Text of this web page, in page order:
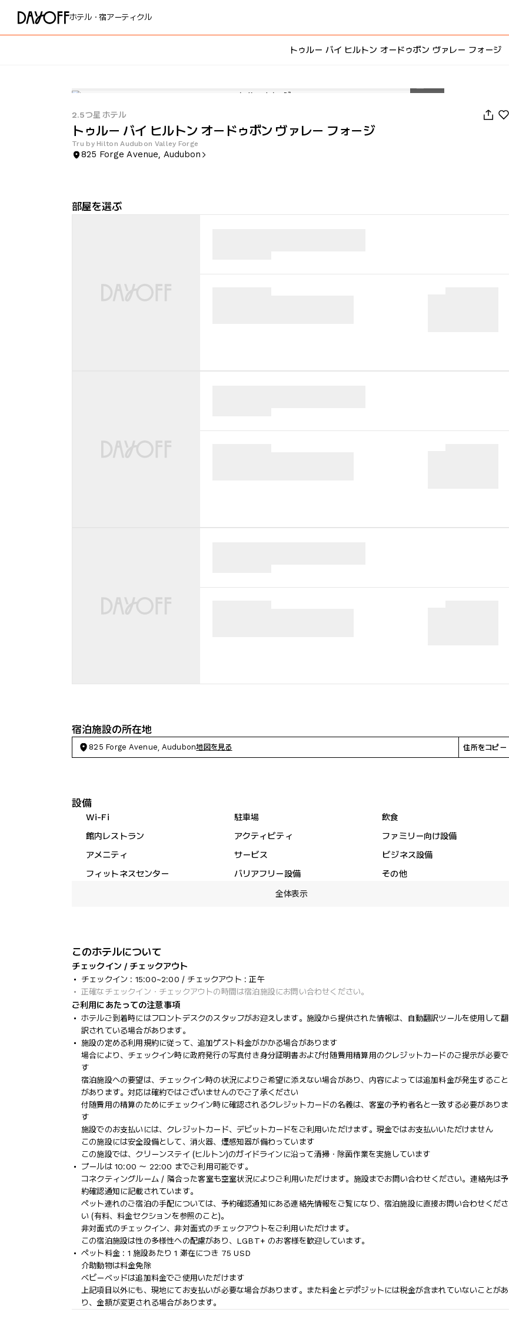
ホテル・宿アーティクル
トゥルー バイ ヒルトン オードゥボン ヴァレー フォージ
2.5つ星 ホテル
トゥルー バイ ヒルトン オードゥボン ヴァレー フォージ
Tru by Hilton Audubon Valley Forge
825 Forge Avenue, Audubon
部屋を選ぶ
宿泊施設の所在地
825 Forge Avenue, Audubon地図を見る 住所をコピー
設備
Wi-Fi 駐車場
飲食
館内レストラン
アクティビティ
ファミリー向け設備
アメニティ
サービス
ビジネス設備
フィットネスセンター
バリアフリー設備
その他
全体表示
このホテルについて
チェックイン / チェックアウト
チェックイン : 15:00~2:00 / チェックアウト : 正午
正確なチェックイン・チェックアウトの時間は宿泊施設にお問い合わせください。
ご利用にあたっての注意事項
ホテルご到着時にはフロントデスクのスタッフがお迎えします。施設から提供された情報は、自動翻訳ツールを使用して翻
訳されている場合があります。
施設の定める利用規約に従って、追加ゲスト料金がかかる場合があります
場合により、チェックイン時に政府発行の写真付き身分証明書および付随費用精算用のクレジットカードのご提示が必要で
す
宿泊施設への要望は、チェックイン時の状況によりご希望に添えない場合があり、内容によっては追加料金が発生すること
があります。対応は確約ではございませんのでご了承ください
付随費用の精算のためにチェックイン時に確認されるクレジットカードの名義は、客室の予約者名と一致する必要がありま
す
施設でのお支払いには、クレジットカード、デビットカードをご利用いただけます。現金ではお支払いいただけません
この施設には安全設備として、消火器、煙感知器が備わっています
この施設では、クリーンステイ (ヒルトン)のガイドラインに沿って清掃・除菌作業を実施しています
プールは 10:00 ～ 22:00 までご利用可能です。
コネクティングルーム / 隣合った客室も空室状況によりご利用いただけます。施設までお問い合わせください。連絡先は予
約確認通知に記載されています。
ペット連れのご宿泊の手配については、予約確認通知にある連絡先情報をご覧になり、宿泊施設に直接お問い合わせくださ
い (有料、料金セクションを参照のこと)。
非対面式のチェックイン、非対面式のチェックアウトをご利用いただけます。
この宿泊施設は性の多様性への配慮があり、LGBT+ のお客様を歓迎しています。
ペット料金 : 1 施設あたり 1 滞在につき 75 USD
介助動物は料金免除
ベビーベッドは追加料金でご使用いただけます
上記項目以外にも、現地にてお支払いが必要な場合があります。また料金とデポジットには税金が含まれていないことがあ
り、金額が変更される場合があります。